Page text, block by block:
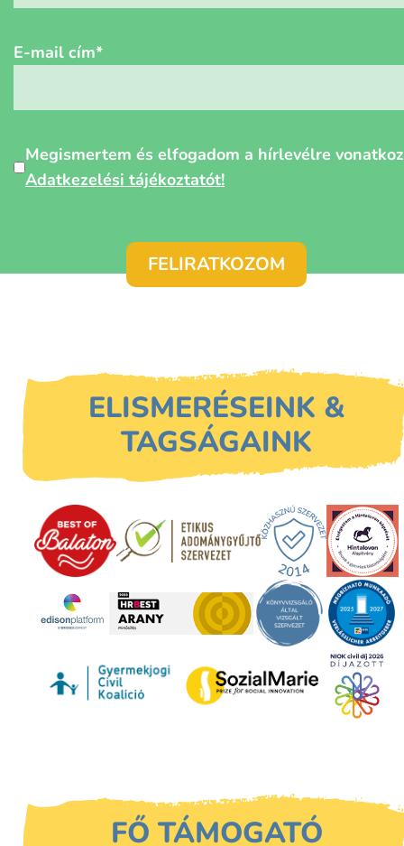
E-mail cím*
Személyes
adatok
Megismertem és elfogadom a hírlevélre
Adatkezelési tájékoztatót!
ELISMERÉSEINK &
TAGSÁGAINK
FŐ TÁMOGATÓ